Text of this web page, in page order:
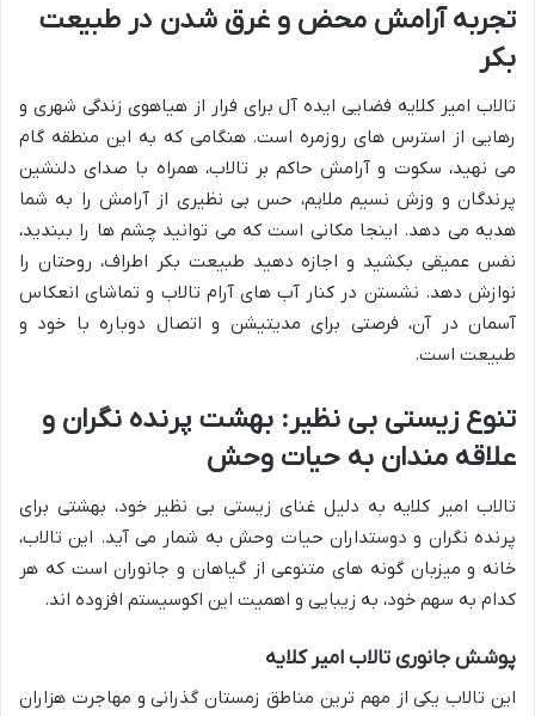
تجربه آرامش محض و غرق شدن در طبیعت
بکر
تالاب امیر کلایه فضایی ایده آل برای فرار از هیاهوی زندگی شهری و
رهایی از استرس های روزمره است. هنگامی که به این منطقه گام
می نهید، سکوت و آرامش حاکم بر تالاب، همراه با صدای دلنشین
پرندگان و وزش نسیم ملایم، حس بی نظیری از آرامش را به شما
هدیه می دهد. اینجا مکانی است که می توانید چشم ها را ببندید،
نفس عمیقی بکشید و اجازه دهید طبیعت بکر اطراف، روحتان را
نوازش دهد. نشستن در کنار آب های آرام تالاب و تماشای انعکاس
آسمان در آن، فرصتی برای مدیتیشن و اتصال دوباره با خود و
طبیعت است.
تنوع زیستی بی نظیر: بهشت پرنده نگران و
علاقه مندان به حیات وحش
تالاب امیر کلایه به دلیل غنای زیستی بی نظیر خود، بهشتی برای
پرنده نگران و دوستداران حیات وحش به شمار می آید. این تالاب،
خانه و میزبان گونه های متنوعی از گیاهان و جانوران است که هر
کدام به سهم خود، به زیبایی و اهمیت این اکوسیستم افزوده اند.
پوشش جانوری تالاب امیر کلایه
این تالاب یکی از مهم ترین مناطق زمستان گذرانی و مهاجرت هزاران